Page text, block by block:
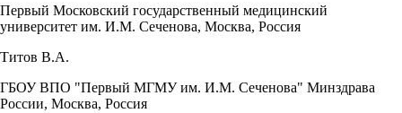
Первый Московский государственный медицинский
университет им. И.М. Сеченова, Москва, Россия
Титов В.А.
ГБОУ ВПО "Первый МГМУ им. И.М. Сеченова" Минздрава
России, Москва, Россия